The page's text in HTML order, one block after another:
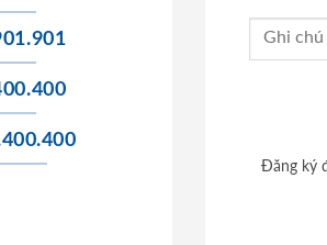
Đăng ký